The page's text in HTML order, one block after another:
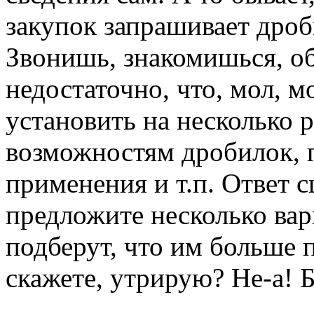
закупок запрашивает
Звонишь, знакомишься,
недостаточно, что, мол,
установить на несколько
возможностям дробилок,
применения и т.п. Ответ
предложите несколько
подберут, что им больше
скажете, утрирую? Не-а!